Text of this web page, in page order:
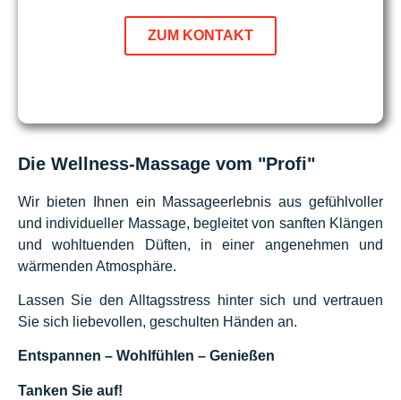
ZUM KONTAKT
Die Wellness-Massage vom "Profi"
Wir bieten Ihnen ein Massageerlebnis aus gefühlvoller
und individueller Massage, begleitet von sanften Klängen
und wohltuenden Düften, in einer angenehmen und
wärmenden Atmosphäre.
Lassen Sie den Alltagsstress hinter sich und vertrauen
Sie sich liebevollen, geschulten Händen an.
Entspannen – Wohlfühlen – Genießen
Tanken Sie auf!